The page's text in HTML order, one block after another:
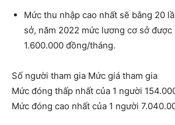
Mức thu nhập cao nhất sẽ bằng 20
sở, năm 2022 mức lương cơ sở
1.600.000 đồng/tháng.
Số người tham gia Mức giá tham gia
Mức đóng thấp nhất của 1 người
Mức đóng cao nhất của 1 người